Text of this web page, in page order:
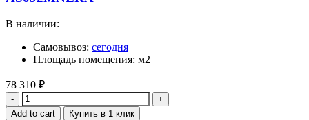
В наличии:
Самовывоз: сегодня
Площадь помещения: м2
78 310 ₽
Quantity
Add to cart Купить в 1 клик